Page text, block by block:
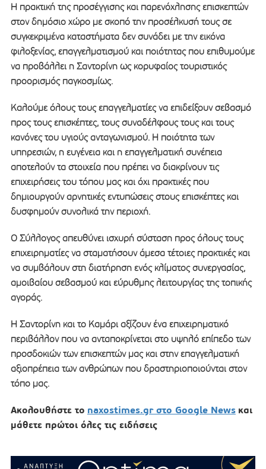
Η πρακτική της προσέγγισης και παρενόχλησης επισκεπτών
στον δημόσιο χώρο με σκοπό την προσέλκυσή τους σε
συγκεκριμένα καταστήματα δεν συνάδει με την εικόνα
φιλοξενίας, επαγγελματισμού και ποιότητας που επιθυμούμε
να προβάλλει η Σαντορίνη ως κορυφαίος τουριστικός
προορισμός παγκοσμίως.
Καλούμε όλους τους επαγγελματίες να επιδείξουν σεβασμό
προς τους επισκέπτες, τους συναδέλφους τους και τους
κανόνες του υγιούς ανταγωνισμού. Η ποιότητα των
υπηρεσιών, η ευγένεια και η επαγγελματική συνέπεια
αποτελούν τα στοιχεία που πρέπει να διακρίνουν τις
επιχειρήσεις του τόπου μας και όχι πρακτικές που
δημιουργούν αρνητικές εντυπώσεις στους επισκέπτες και
δυσφημούν συνολικά την περιοχή.
Ο Σύλλογος απευθύνει ισχυρή σύσταση προς όλους τους
επιχειρηματίες να σταματήσουν άμεσα τέτοιες πρακτικές και
να συμβάλουν στη διατήρηση ενός κλίματος συνεργασίας,
αμοιβαίου σεβασμού και εύρυθμης λειτουργίας της τοπικής
αγοράς.
Η Σαντορίνη και το Καμάρι αξίζουν ένα επιχειρηματικό
περιβάλλον που να ανταποκρίνεται στο υψηλό επίπεδο των
προσδοκιών των επισκεπτών μας και στην επαγγελματική
αξιοπρέπεια των ανθρώπων που δραστηριοποιούνται στον
τόπο μας.
Ακολουθήστε το naxostimes.gr στο Google News και
μάθετε πρώτοι όλες τις ειδήσεις